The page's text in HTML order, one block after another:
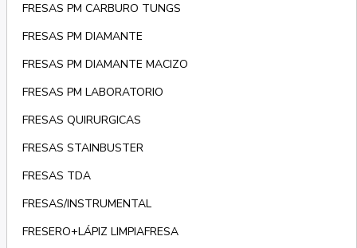
FRESAS PM CARBURO TUNGS
FRESAS PM DIAMANTE
FRESAS PM DIAMANTE MACIZO
FRESAS PM LABORATORIO
FRESAS QUIRURGICAS
FRESAS STAINBUSTER
FRESAS TDA
FRESAS/INSTRUMENTAL
FRESERO+LÁPIZ LIMPIAFRESA